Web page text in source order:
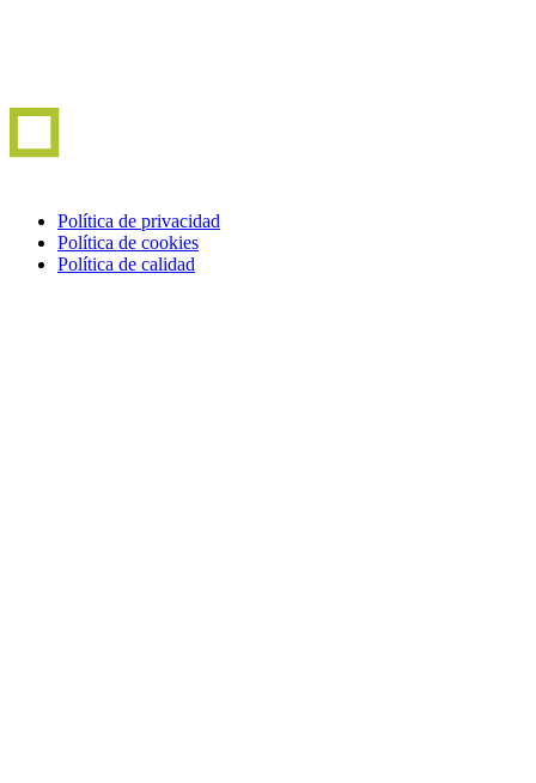
Política de privacidad
Política de cookies
Política de calidad